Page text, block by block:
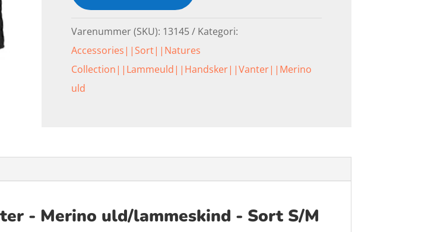
Varenummer (SKU): 13145
Kategori:
Accessories||Sort||Natures
Collection||Lammeuld||Handsker||Vanter||Merino
uld
- Merino uld/lammeskind - Sort S/M